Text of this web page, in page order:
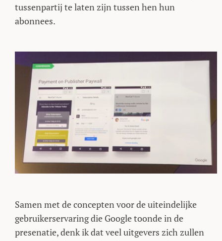
tussenpartij te laten zijn tussen hen hun
abonnees.
Samen met de concepten voor de uiteindelijke
gebruikerservaring die Google toonde in de
presenatie, denk ik dat veel uitgevers zich zullen